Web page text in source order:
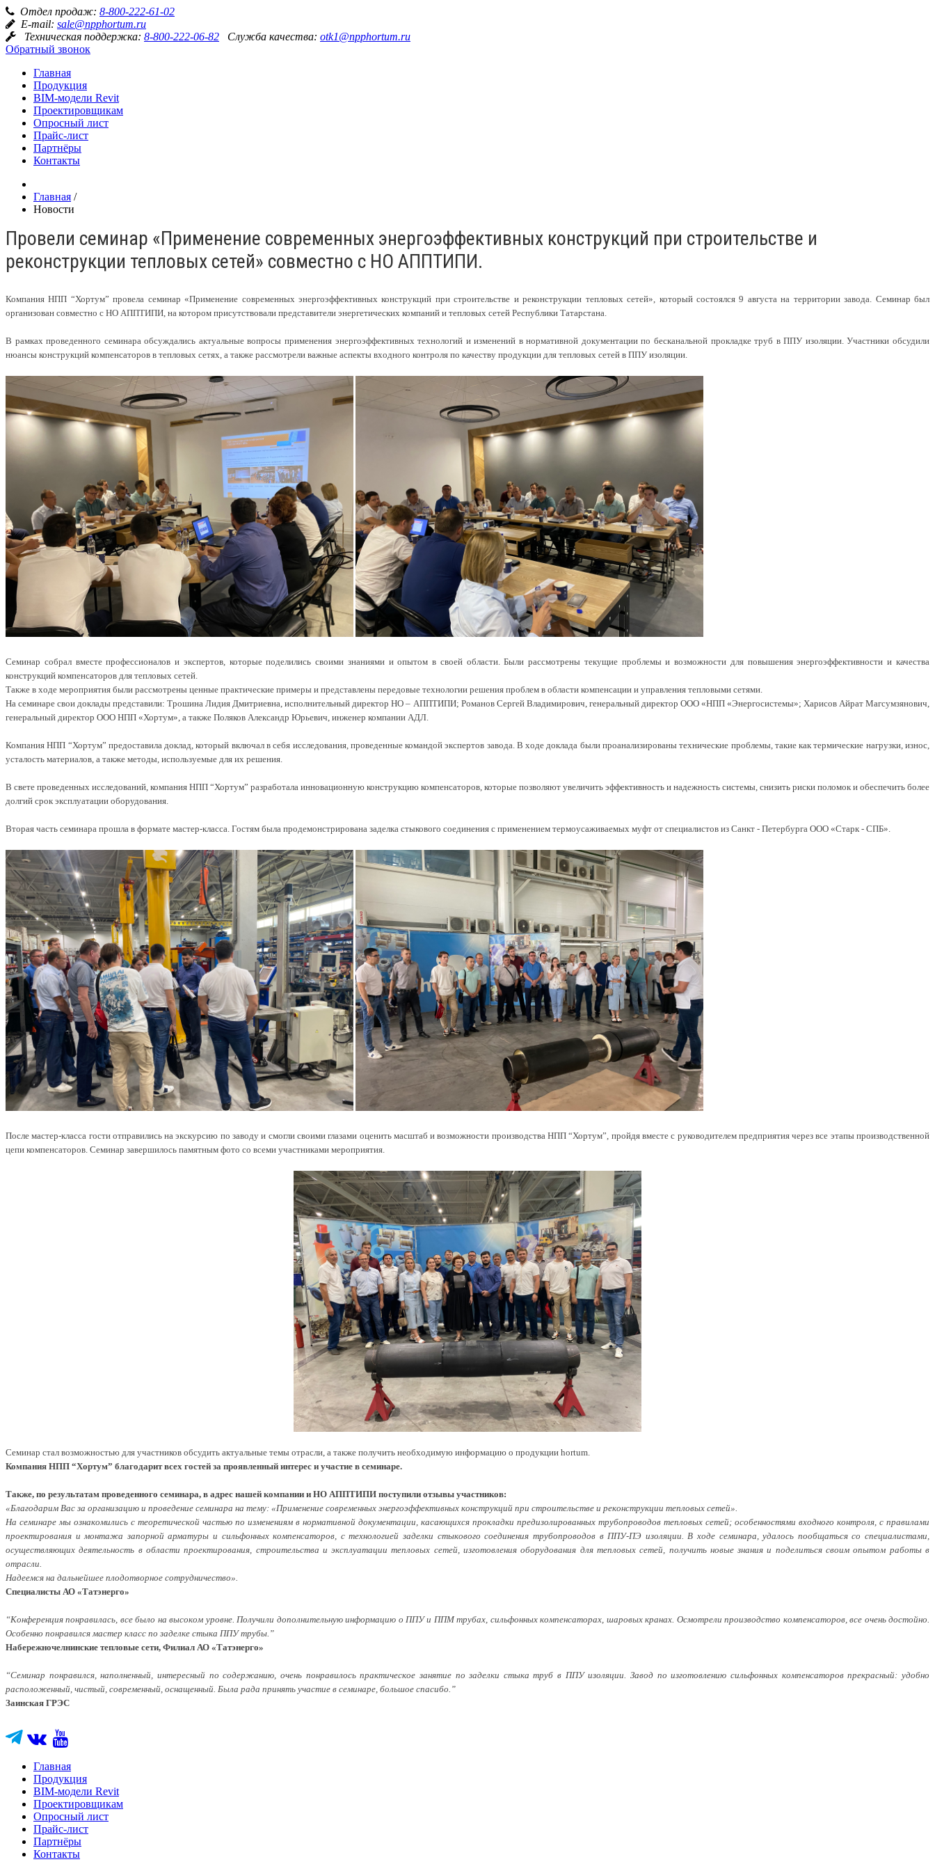
Отдел продаж: 8-800-222-61-02
E-mail: sale@npphortum.ru
Техническая поддержка: 8-800-222-06-82 Служба качества: otk1@npphortum.ru
Обратный звонок
Главная
Продукция
BIM-модели Revit
Проектировщикам
Опросный лист
Прайс-лист
Партнёры
Контакты
Главная /
Новости
Провели семинар «Применение современных энергоэффективных конструкций при строительстве и
реконструкции тепловых сетей» совместно с НО АППТИПИ.
Компания НПП “Хортум” провела семинар «Применение современных энергоэффективных конструкций при строительстве и реконструкции тепловых сетей», который состоялся 9 августа на территории завода. Семинар был
организован совместно с НО АППТИПИ, на котором присутствовали представители энергетических компаний и тепловых сетей Республики Татарстана.
В рамках проведенного семинара обсуждались актуальные вопросы применения энергоэффективных технологий и изменений в нормативной документации по бесканальной прокладке труб в ППУ изоляции. Участники обсудили
нюансы конструкций компенсаторов в тепловых сетях, а также рассмотрели важные аспекты входного контроля по качеству продукции для тепловых сетей в ППУ изоляции.
Семинар собрал вместе профессионалов и экспертов, которые поделились своими знаниями и опытом в своей области. Были рассмотрены текущие проблемы и возможности для повышения энергоэффективности и качества
конструкций компенсаторов для тепловых сетей.
Также в ходе мероприятия были рассмотрены ценные практические примеры и представлены передовые технологии решения проблем в области компенсации и управления тепловыми сетями.
На семинаре свои доклады представили: Трошина Лидия Дмитриевна, исполнительный директор НО – АППТИПИ; Романов Сергей Владимирович, генеральный директор ООО «НПП «Энергосистемы»; Харисов Айрат Магсумзянович,
генеральный директор ООО НПП «Хортум», а также Поляков Александр Юрьевич, инженер компании АДЛ.
Компания НПП “Хортум” предоставила доклад, который включал в себя исследования, проведенные командой экспертов завода. В ходе доклада были проанализированы технические проблемы, такие как термические нагрузки, износ,
усталость материалов, а также методы, используемые для их решения.
В свете проведенных исследований, компания НПП “Хортум” разработала инновационную конструкцию компенсаторов, которые позволяют увеличить эффективность и надежность системы, снизить риски поломок и обеспечить более
долгий срок эксплуатации оборудования.
Вторая часть семинара прошла в формате мастер-класса. Гостям была продемонстрирована заделка стыкового соединения с применением термоусаживаемых муфт от специалистов из Санкт - Петербурга ООО «Старк - СПБ».
После мастер-класса гости отправились на экскурсию по заводу и смогли своими глазами оценить масштаб и возможности производства НПП “Хортум”, пройдя вместе с руководителем предприятия через все этапы производственной
цепи компенсаторов. Семинар завершилось памятным фото со всеми участниками мероприятия.
Семинар стал возможностью для участников обсудить актуальные темы отрасли, а также получить необходимую информацию о продукции hortum.
Компания НПП “Хортум” благодарит всех гостей за проявленный интерес и участие в семинаре.
Также, по результатам проведенного семинара, в адрес нашей компании и НО АППТИПИ поступили отзывы участников:
«Благодарим Вас за организацию и проведение семинара на тему: «Применение современных энергоэффективных конструкций при строительстве и реконструкции тепловых сетей».
На семинаре мы ознакомились с теоретической частью по изменениям в нормативной документации, касающихся прокладки предизолированных трубопроводов тепловых сетей; особенностями входного контроля, с правилами
проектирования и монтажа запорной арматуры и сильфонных компенсаторов, с технологией заделки стыкового соединения трубопроводов в ППУ-ПЭ изоляции. В ходе семинара, удалось пообщаться со специалистами,
осуществляющих деятельность в области проектирования, строительства и эксплуатации тепловых сетей, изготовления оборудования для тепловых сетей, получить новые знания и поделиться своим опытом работы в
отрасли.
Надеемся на дальнейшее плодотворное сотрудничество».
Специалисты АО «Татэнерго»
“Конференция понравилась, все было на высоком уровне. Получили дополнительную информацию о ППУ и ППМ трубах, сильфонных компенсаторах, шаровых кранах. Осмотрели производство компенсаторов, все очень достойно.
Особенно понравился мастер класс по заделке стыка ППУ трубы.”
Набережночелнинские тепловые сети, Филиал АО «Татэнерго»
“Семинар понравился, наполненный, интересный по содержанию, очень понравилось практическое занятие по заделки стыка труб в ППУ изоляции. Завод по изготовлению сильфонных компенсаторов прекрасный: удобно
расположенный, чистый, современный, оснащенный. Была рада принять участие в семинаре, большое спасибо.”
Заинская ГРЭС
Главная
Продукция
BIM-модели Revit
Проектировщикам
Опросный лист
Прайс-лист
Партнёры
Контакты